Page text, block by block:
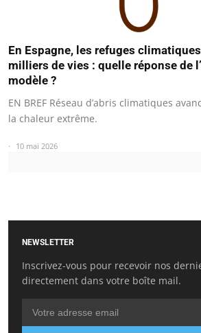
En Espagne, les refuges
milliers de vies : quelle réponse de
modèle ?
EN BREF Réseau d’abris climatiques
la chaleur extrême.
10 mai 2026
NEWSLETTER
Inscrivez-vous pour recevoir nos
directement dans votre boîte mail.